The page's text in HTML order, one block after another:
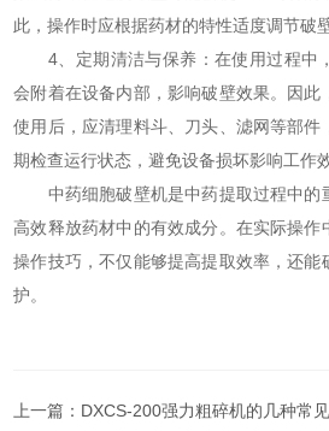
此，操作时应根据药材的特性适度调节破
4、定期清洁与保养：在使用过程中
会附着在设备内部，影响破壁效果。因此
使用后，应清理料斗、刀头、滤网等部件
期检查运行状态，避免设备损坏影响工作效
中药细胞破壁机是中药提取过程中的
高效释放药材中的有效成分。在实际操作
操作技巧，不仅能够提高提取效率，还能
护。
上一篇： DXCS-200强力粗碎机的几种常